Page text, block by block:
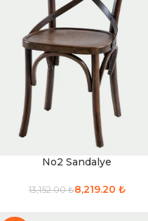
No2 Sandalye
13,152.00₺8,219.20 ₺